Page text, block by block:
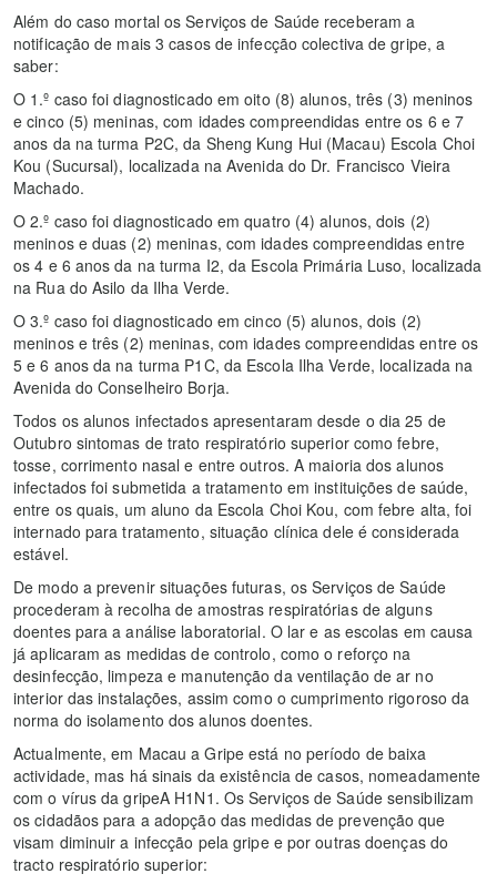
Além do caso mortal os Serviços de Saúde receberam a
notificação de mais 3 casos de infecção colectiva de gripe, a
saber:
O 1.º caso foi diagnosticado em oito (8) alunos, três (3) meninos
e cinco (5) meninas, com idades compreendidas entre os 6 e 7
anos da na turma P2C, da Sheng Kung Hui (Macau) Escola Choi
Kou (Sucursal), localizada na Avenida do Dr. Francisco Vieira
Machado.
O 2.º caso foi diagnosticado em quatro (4) alunos, dois (2)
meninos e duas (2) meninas, com idades compreendidas entre
os 4 e 6 anos da na turma I2, da Escola Primária Luso, localizada
na Rua do Asilo da Ilha Verde.
O 3.º caso foi diagnosticado em cinco (5) alunos, dois (2)
meninos e três (2) meninas, com idades compreendidas entre os
5 e 6 anos da na turma P1C, da Escola Ilha Verde, localizada na
Avenida do Conselheiro Borja.
Todos os alunos infectados apresentaram desde o dia 25 de
Outubro sintomas de trato respiratório superior como febre,
tosse, corrimento nasal e entre outros. A maioria dos alunos
infectados foi submetida a tratamento em instituições de saúde,
entre os quais, um aluno da Escola Choi Kou, com febre alta, foi
internado para tratamento, situação clínica dele é considerada
estável.
De modo a prevenir situações futuras, os Serviços de Saúde
procederam à recolha de amostras respiratórias de alguns
doentes para a análise laboratorial. O lar e as escolas em causa
já aplicaram as medidas de controlo, como o reforço na
desinfecção, limpeza e manutenção da ventilação de ar no
interior das instalações, assim como o cumprimento rigoroso da
norma do isolamento dos alunos doentes.
Actualmente, em Macau a Gripe está no período de baixa
actividade, mas há sinais da existência de casos, nomeadamente
com o vírus da gripeA H1N1. Os Serviços de Saúde sensibilizam
os cidadãos para a adopção das medidas de prevenção que
visam diminuir a infecção pela gripe e por outras doenças do
tracto respiratório superior: